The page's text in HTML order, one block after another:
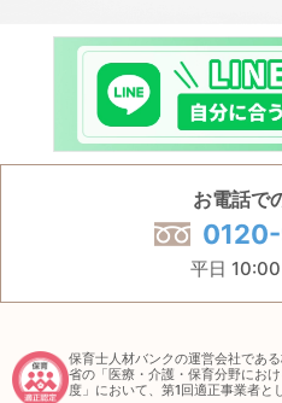
お電話で
平日
保育士人材バンクの運営会社であ
省の「医療・介護・保育分野にお
度」において、第1回適正事業者と